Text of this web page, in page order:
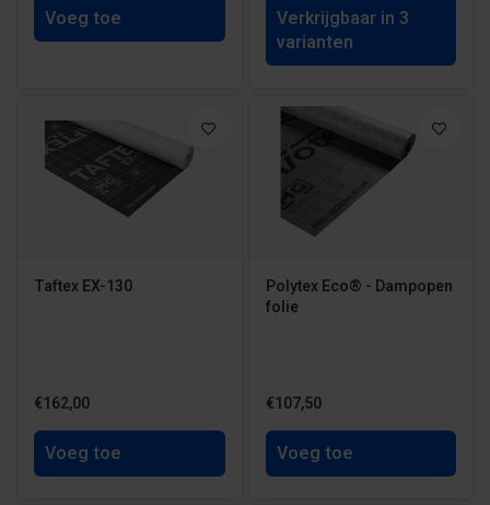
Voeg toe
Verkrijgbaar in 3
varianten
Taftex EX-130
€162,00
Voeg toe
Polytex Eco® - Dampopen
folie
€107,50
Voeg toe